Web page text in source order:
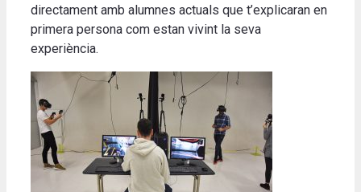
directament amb alumnes actuals que t’explicaran en
primera persona com estan vivint la seva
experiència.